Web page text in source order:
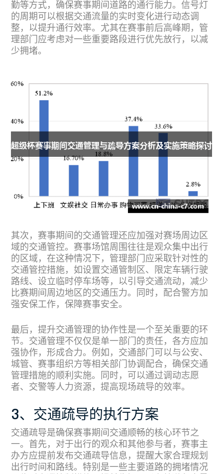
勤等方式，确保赛事期间道路的通行能力。信号灯
的周期可以根据交通流量的实时变化进行动态调
整，以提升通行效率。尤其在赛事前后高峰期，管
理部门应考虑对一些重要路段进行优先放行，以减
少拥堵。
其次，赛事期间的交通管理还应加强对赛场周边区
域的交通管控。赛事场馆周围往往是观众集中出行
的区域，在这种情况下，管理部门应采取针对性的
交通管控措施，如设置交通管制区、限定车辆行驶
路线、设立临时停车场等，以引导交通流动，减少
比赛期间周边地区的交通压力。同时，配合警方加
强安保工作，保障赛事安全。
最后，提升交通管理的协作性是一个至关重要的环
节。交通管理不仅仅是单一部门的责任，各方应加
强协作，形成合力。例如，交通部门可以与公安、
城管、赛事组织方等相关部门协调配合，确保交通
管理措施的顺利实施。同时，可以通过调动志愿
者、交警等人力资源，提高现场疏导的效率。
3、交通疏导的执行方案
交通疏导是确保赛事期间交通顺畅的核心环节之
一。首先，对于出行的观众和其他参与者，赛事主
办方应提前发布交通疏导信息，提醒大家合理规划
出行时间和路线。特别是一些主要道路的拥堵情况